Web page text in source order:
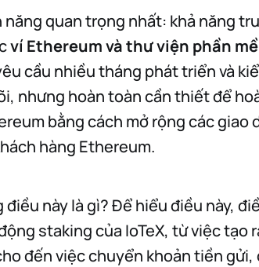
quan trọng nhất: khả năng
ví Ethereum và thư viện phần
cầu nhiều tháng phát triển và
nhưng hoàn toàn cần thiết để
bằng cách mở rộng các giao
hàng Ethereum.
này là gì? Để hiểu điều này,
staking của IoTeX, từ việc tạo
đến việc chuyển khoản tiền